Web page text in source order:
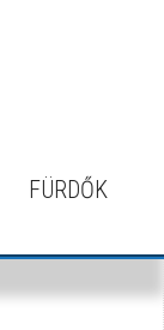
FÜRDŐK